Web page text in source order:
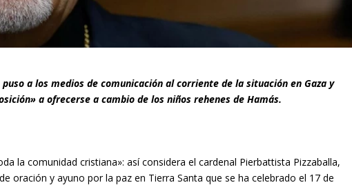
a los medios de comunicación al corriente de la situación en Gaza y
a ofrecerse a cambio de los niños rehenes de Hamás.
la comunidad cristiana»: así considera el cardenal Pierbattista Pizzaballa,
oración y ayuno por la paz en Tierra Santa que se ha celebrado el 17 de